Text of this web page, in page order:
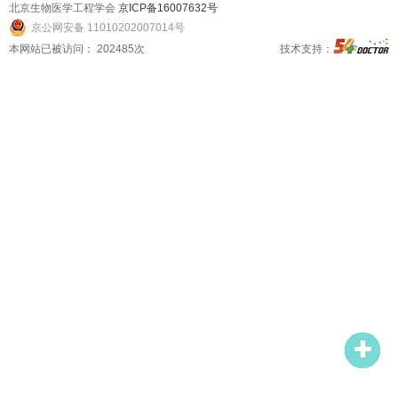
北京生物医学工程学会 京ICP备16007632号
京公网安备 11010202007014号
本网站已被访问： 202485次 技术支持：